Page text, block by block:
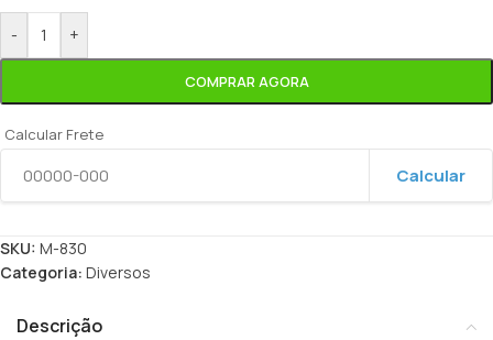
- +
COMPRAR AGORA
Calcular Frete
Calcular
SKU: M-830
Categoria: Diversos
Descrição